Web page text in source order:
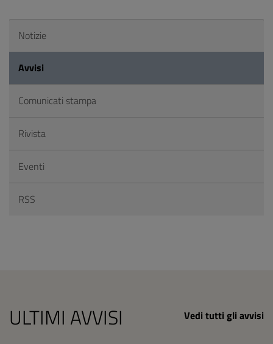
Notizie
Avvisi
Comunicati stampa
Rivista
Eventi
RSS
ULTIMI AVVISI Vedi tutti gli avvisi